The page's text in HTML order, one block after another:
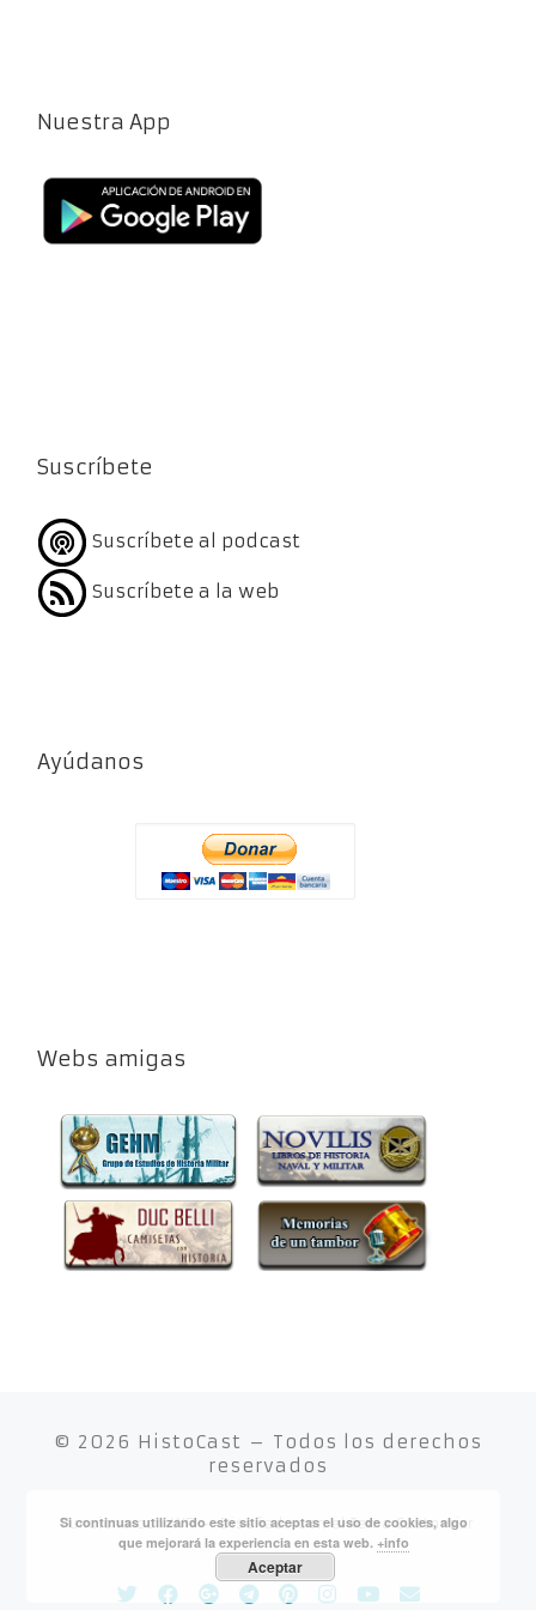
Nuestra App
Suscríbete
Suscríbete al podcast
Suscríbete a la web
Ayúdanos
Webs amigas
© 2026 HistoCast – Todos los derechos
reservados
Funciona conWP– Diseñado con elTema Customizr
Si continuas utilizando este sitio aceptas el uso de cookies, algo
que mejorará la experiencia en esta web. +info
Aceptar